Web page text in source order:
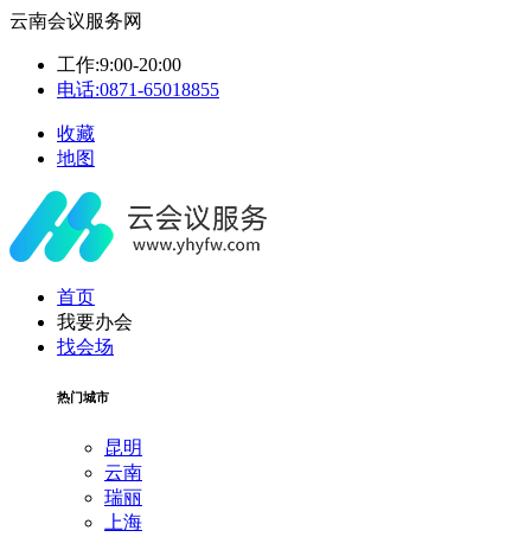
云南会议服务网
工作:9:00-20:00
电话:0871-65018855
收藏
地图
首页
我要办会
找会场
热门城市
昆明
云南
瑞丽
上海